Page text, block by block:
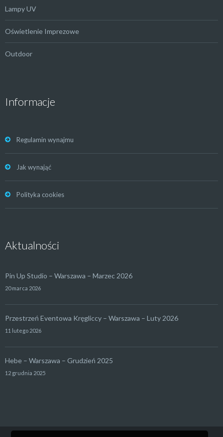
Lampy UV
Oświetlenie Imprezowe
Outdoor
Informacje
Regulamin wynajmu
Jak wynająć
Polityka cookies
Aktualności
Pin Up Studio – Warszawa – Marzec 2026
20 marca 2026
Przestrzeń Eventowa Kręgliccy – Warszawa – Luty 2026
11 lutego 2026
Hebe – Warszawa – Grudzień 2025
12 grudnia 2025